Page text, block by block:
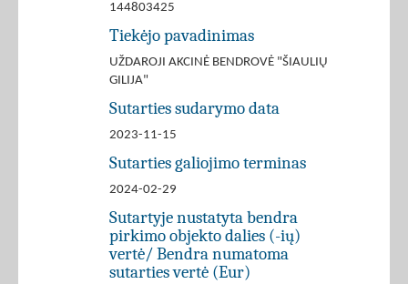
144803425
Tiekėjo pavadinimas
UŽDAROJI AKCINĖ BENDROVĖ "ŠIAULIŲ
GILIJA"
Sutarties sudarymo data
2023-11-15
Sutarties galiojimo terminas
2024-02-29
Sutartyje nustatyta bendra
pirkimo objekto dalies (-ių)
vertė/ Bendra numatoma
sutarties vertė (Eur)